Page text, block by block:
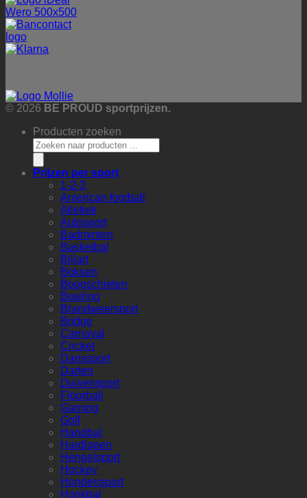
© 2026 BE PROUD sportprijzen.
Producten zoeken
Prijzen per sport
1-2-3
American football
Atletiek
Autosport
Badminton
Basketbal
Biljart
Boksen
Boogschieten
Bowling
Brandweersport
Bridge
Carnaval
Cricket
Danssport
Darten
Duivensport
Floorball
Gaming
Golf
Handbal
Hardlopen
Hengelsport
Hockey
Hondensport
Honkbal